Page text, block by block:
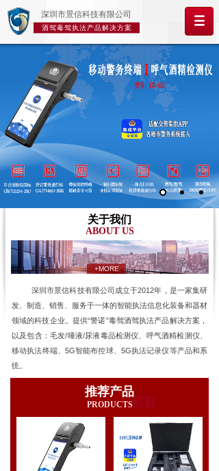
深圳市景信科技有限公司
酒驾毒驾执法产品解决方案
关于我们
ABOUT US
+MORE
深圳市景信科技有限公司成立于2012年，是一家集研
发、制造、销售、服务于一体的智能执法信息化装备和器材
领域的科技企业。提供“警诺”毒驾酒驾执法产品解决方案，
以及包含：毛发/唾液/尿液毒品检测仪、呼气酒精检测仪、
移动执法终端、5G智能布控球、5G执法记录仪等产品和系
统。
公司运营中遵循“技术领先，价格适中，服务优质，科
技强警”的营销理念，并致力于为当前国内公安系统提供全
推荐产品
PRODUCTSER